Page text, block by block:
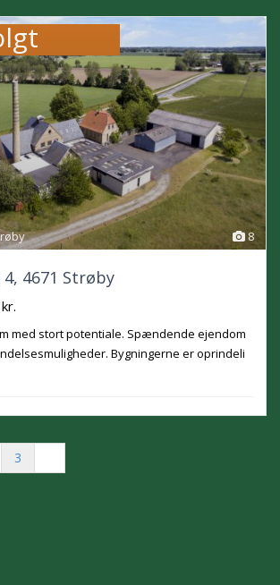
8
4671 Strøby
med stort potentiale. Spændende ejendom
Bygningerne er oprindeli
3